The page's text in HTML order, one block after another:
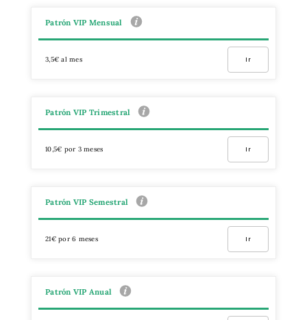
Patrón VIP Mensual
3,5€ al mes Ir
Patrón VIP Trimestral
10,5€ por 3 meses Ir
Patrón VIP Semestral
21€ por 6 meses Ir
Patrón VIP Anual